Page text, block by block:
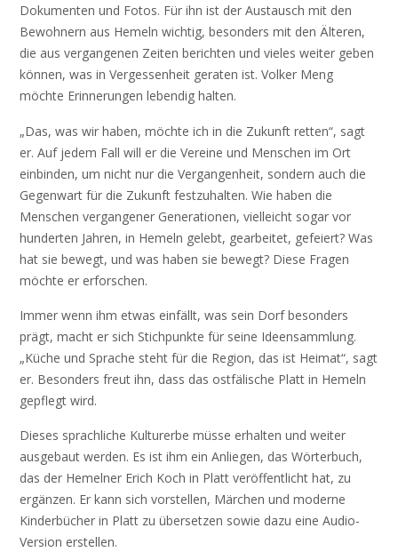
Dokumenten und Fotos. Für ihn ist der Austausch mit den
Bewohnern aus Hemeln wichtig, besonders mit den Älteren,
die aus vergangenen Zeiten berichten und vieles weiter geben
können, was in Vergessenheit geraten ist. Volker Meng
möchte Erinnerungen lebendig halten.
„Das, was wir haben, möchte ich in die Zukunft retten“, sagt
er. Auf jedem Fall will er die Vereine und Menschen im Ort
einbinden, um nicht nur die Vergangenheit, sondern auch die
Gegenwart für die Zukunft festzuhalten. Wie haben die
Menschen vergangener Generationen, vielleicht sogar vor
hunderten Jahren, in Hemeln gelebt, gearbeitet, gefeiert? Was
hat sie bewegt, und was haben sie bewegt? Diese Fragen
möchte er erforschen.
Immer wenn ihm etwas einfällt, was sein Dorf besonders
prägt, macht er sich Stichpunkte für seine Ideensammlung.
„Küche und Sprache steht für die Region, das ist Heimat“, sagt
er. Besonders freut ihn, dass das ostfälische Platt in Hemeln
gepflegt wird.
Dieses sprachliche Kulturerbe müsse erhalten und weiter
ausgebaut werden. Es ist ihm ein Anliegen, das Wörterbuch,
das der Hemelner Erich Koch in Platt veröffentlicht hat, zu
ergänzen. Er kann sich vorstellen, Märchen und moderne
Kinderbücher in Platt zu übersetzen sowie dazu eine Audio-
Version erstellen.